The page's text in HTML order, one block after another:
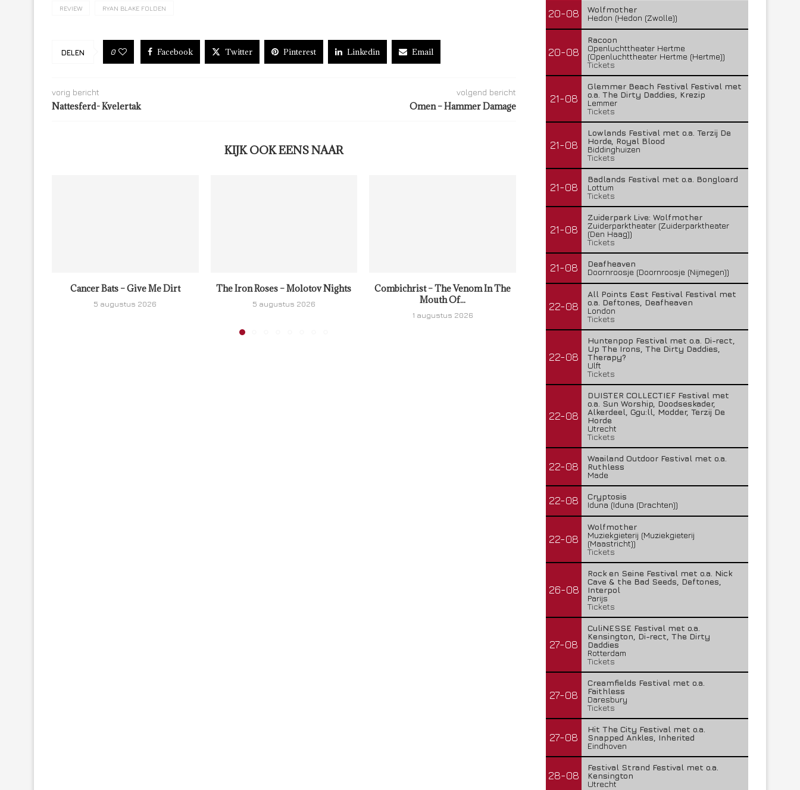
REVIEW RYAN BLAKE FOLDEN
DELEN 0 Facebook Twitter Pinterest Linkedin Email
vorig bericht
Nattesferd- Kvelertak
volgend bericht
Omen – Hammer Damage
KIJK OOK EENS NAAR
Cancer Bats – Give Me Dirt
5 augustus 2026
The Iron Roses – Molotov Nights
5 augustus 2026
Combichrist – The Venom In The
Mouth Of...
1 augustus 2026
Lunatic Soul – Transition II
29 juli 2026
Boneripper – Radiant
20-08
Wolfmother
Hedon (Hedon (Zwolle))
20-08
Racoon
Openluchttheater Hertme
(Openluchttheater Hertme (Hertme))
Tickets
21-08
Glemmer Beach Festival Festival met
o.a. The Dirty Daddies, Krezip
Lemmer
Tickets
21-08
Lowlands Festival met o.a. Terzij De
Horde, Royal Blood
Biddinghuizen
Tickets
21-08
Badlands Festival met o.a. Bongloard
Lottum
Tickets
21-08
Zuiderpark Live: Wolfmother
Zuiderparktheater (Zuiderparktheater
(Den Haag))
Tickets
21-08
Deafheaven
Doornroosje (Doornroosje (Nijmegen))
22-08
All Points East Festival Festival met
o.a. Deftones, Deafheaven
London
Tickets
22-08
Huntenpop Festival met o.a. Di-rect,
Up The Irons, The Dirty Daddies,
Therapy?
Ulft
Tickets
22-08
DUISTER COLLECTIEF Festival met
o.a. Sun Worship, Doodseskader,
Alkerdeel, Ggu:ll, Modder, Terzij De
Horde
Utrecht
Tickets
22-08
Waailand Outdoor Festival met o.a.
Ruthless
Made
22-08
Cryptosis
Iduna (Iduna (Drachten))
22-08
Wolfmother
Muziekgieterij (Muziekgieterij
(Maastricht))
Tickets
26-08
Rock en Seine Festival met o.a. Nick
Cave & the Bad Seeds, Deftones,
Interpol
Parijs
Tickets
27-08
CuliNESSE Festival met o.a.
Kensington, Di-rect, The Dirty
Daddies
Rotterdam
Tickets
27-08
Creamfields Festival met o.a.
Faithless
Daresbury
Tickets
27-08
Hit The City Festival met o.a.
Snapped Ankles, Inherited
Eindhoven
28-08
Festival Strand Festival met o.a.
Kensington
Utrecht